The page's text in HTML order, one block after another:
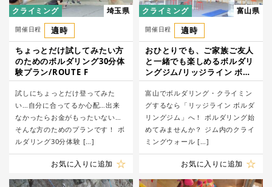
クライミング 埼玉県
開催日程
適時
ちょっとだけ試してみたい方
のためのボルダリング30分体
験プラン/ROUTE F
試しにちょっとだけ登ってみた
い…自分に合ってるか心配…出来
なかったらお金がもったいない…
そんな方のためのプランです！ ボ
ルダリング30分体験 […]
お気に入りに追加
クライミング 富山県
開催日程
適時
おひとりでも、ご家族ご友人
と一緒でも楽しめるボルダリ
ングジム/リッジライン ボル
ダリングジム
富山でボルダリング・クライミン
グするなら「リッジライン ボルダ
リングジム」へ！ ボルダリング始
めてみませんか？ ジム内のクライ
ミングウォール […]
お気に入りに追加